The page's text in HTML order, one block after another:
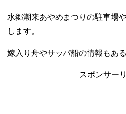
水郷潮来あやめまつりの駐車場
します。
嫁入り舟やサッパ船の情報もある
スポンサー